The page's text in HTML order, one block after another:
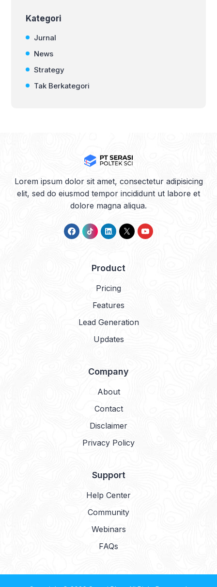
Kategori
Jurnal
News
Strategy
Tak Berkategori
Lorem ipsum dolor sit amet, consectetur adipisicing
elit, sed do eiusmod tempor incididunt ut labore et
dolore magna aliqua.
Product
Pricing
Features
Lead Generation
Updates
Company
About
Contact
Disclaimer
Privacy Policy
Support
Help Center
Community
Webinars
FAQs